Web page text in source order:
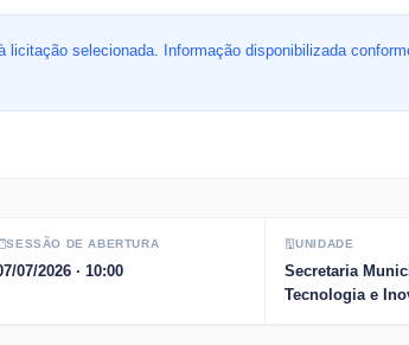
selecionada. Informação disponibilizada
SESSÃO DE ABERTURA
07/2026· 10:00
UNIDADE
Secretaria
Tecnologia e